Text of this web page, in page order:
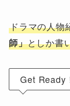
ドラマの人物
師」としか書
Get Ready